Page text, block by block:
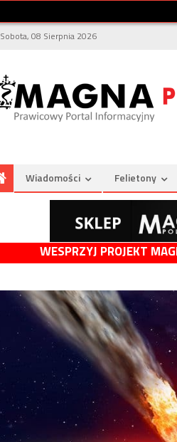
Sobota, 08 Sierpnia 2026
Wiadomości Felietony
WESPRZYJ PROJEKT